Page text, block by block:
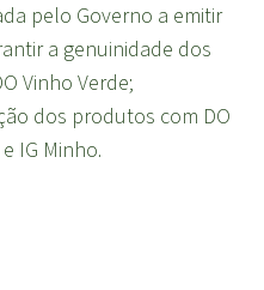
pelo Governo a emitir
a genuinidade dos
Vinho Verde;
dos produtos com DO
IG Minho.